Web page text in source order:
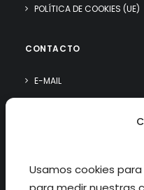
Usamos cookies
POLÍTICA DE COOKIES (UE)
CONTACTO
E-MAIL